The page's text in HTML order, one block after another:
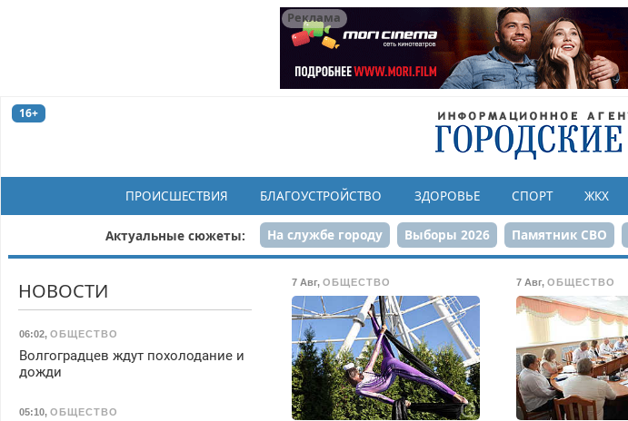
Реклама
16+
ПРОИСШЕСТВИЯ БЛАГОУСТРОЙСТВО ЗДОРОВЬЕ СПОРТ ЖКХ
Актуальные сюжеты: На службе городу Выборы 2026 Памятник СВО
Реконструкция ЦПКиО 80-летие
7 Авг,ОБЩЕСТВО 7 Авг,ОБЩЕСТВО
НОВОСТИ
06:02, ОБЩЕСТВО
Волгоградцев ждут похолодание и
дожди
05:10, ОБЩЕСТВО